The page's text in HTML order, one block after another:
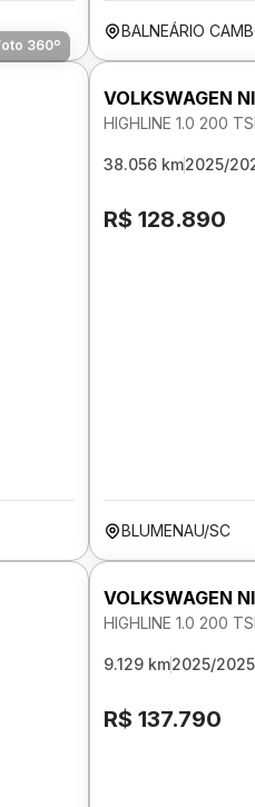
BALNEÁRIO
360º
VOLKSWAGEN
HIGHLINE 1.0 200
38.056 km2025/
R$ 128.890
BLUMENAU/SC
VOLKSWAGEN
HIGHLINE 1.0 200
9.129 km2025/2025
R$ 137.790